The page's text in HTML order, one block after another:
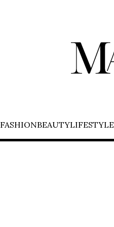
FASHIONBEAUTYLIFESTYLE